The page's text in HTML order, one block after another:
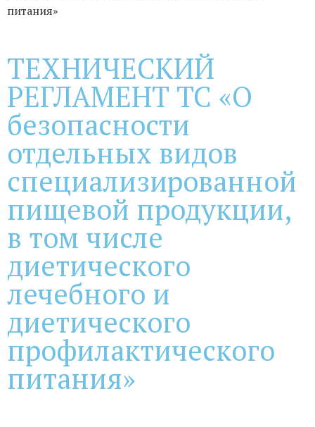
питания»
ТЕХНИЧЕСКИЙ
РЕГЛАМЕНТ ТС «О
безопасности
отдельных видов
специализированной
пищевой продукции,
в том числе
диетического
лечебного и
диетического
профилактического
питания»